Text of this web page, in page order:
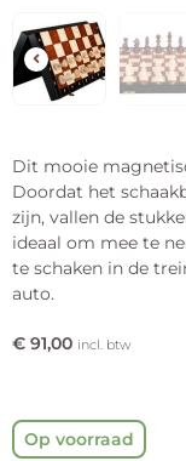
Dit mooie
Doordat het
zijn, vallen de
ideaal om mee te
te schaken in de
auto.
€ 91,00 incl. btw
Op voorraad